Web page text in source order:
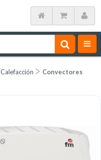
Calefacción Convectores